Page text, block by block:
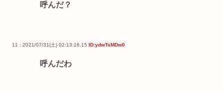
呼んだ？
11 : 2021/07/31(土) 02:13:16.15 ID:ydwTsMDw0
呼んだわ